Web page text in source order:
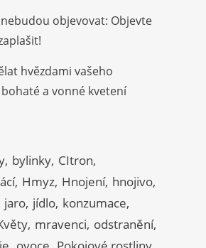
objevovat: Objevte
hvězdami vašeho
a vonné kvetení
bylinky CItron
Hmyz Hnojení hnojivo
jaro jídlo konzumace
mravenci odstranění